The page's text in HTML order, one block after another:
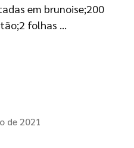
em brunoise;200
folhas …
de 2021